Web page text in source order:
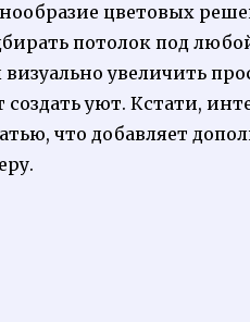
цветовых
потолок под
увеличить
создать уют. Кстати,
что добавляет